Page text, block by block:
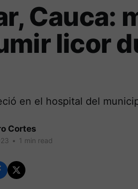
Cauca:
licor
en el hospital del
Cortes
• 1 min read